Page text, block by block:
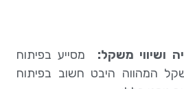
מסייע בפיתוח
משקל המהווה היבט חשוב בפיתוח